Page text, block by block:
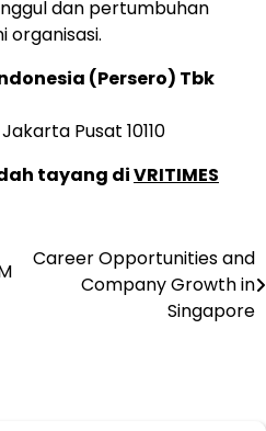
dan pertumbuhan
organisasi.
(Persero) Tbk
Pusat 10110
tayang diVRITIMES
Career Opportunities and
Company Growth in
Singapore